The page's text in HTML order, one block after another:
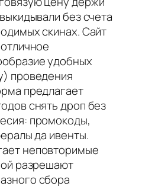
без счета
скинах. Сайт
удобных
проведения
предлагает
снять дроп без
промокоды,
да ивенты.
неповторимые
разрешают
сбора